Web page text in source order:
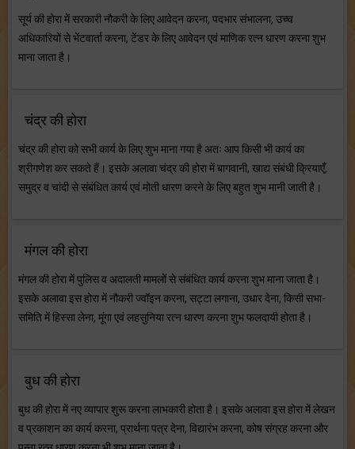
सूर्य की होरा में सरकारी नौकरी के लिए आवेदन करना, पदभार संभालना, उच्च
अधिकारियों से भेंटवार्ता करना, टेंडर के लिए आवेदन एवं माणिक रत्न धारण करना शुभ
माना जाता है।
चंद्र की होरा
चंद्र की होरा को सभी कार्य के लिए शुभ माना गया है अतः आप किसी भी कार्य का
श्रीगणेश कर सकते हैं। इसके अलावा चंद्र की होरा में बागवानी, खाद्य संबंधी क्रियाएँ,
समुद्र व चांदी से संबंधित कार्य एवं मोती धारण करने के लिए बहुत शुभ मानी जाती है।
मंगल की होरा
मंगल की होरा में पुलिस व अदालती मामलों से संबंधित कार्य करना शुभ माना जाता है।
इसके अलावा इस होरा में नौकरी ज्वॉइन करना, सट्टा लगाना, उधार देना, किसी सभा-
समिति में हिस्सा लेना, मूंगा एवं लहसुनिया रत्न धारण करना शुभ फलदायी होता है।
बुध की होरा
बुध की होरा में नए व्यापार शुरू करना लाभकारी होता है। इसके अलावा इस होरा में लेखन
व प्रकाशन का कार्य करना, प्रार्थना पत्र देना, विद्यारंभ करना, कोष संग्रह करना और